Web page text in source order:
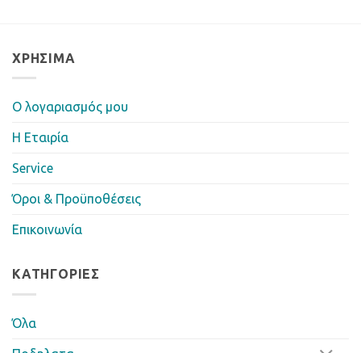
ΧΡΉΣΙΜΑ
Ο λογαριασμός μου
Η Eταιρία
Service
Όροι & Προϋποθέσεις
Επικοινωνία
ΚΑΤΗΓΟΡΊΕΣ
Όλα